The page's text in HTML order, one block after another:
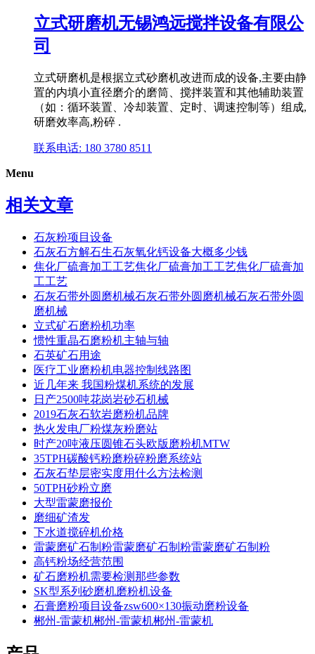
立式研磨机无锡鸿远搅拌设备有限公
司
立式研磨机是根据立式砂磨机改进而成的设备,主要由静
置的内填小直径磨介的磨筒、搅拌装置和其他辅助装置
（如：循环装置、冷却装置、定时、调速控制等）组成,
研磨效率高,粉碎 .
联系电话: 180 3780 8511
Menu
相关文章
石灰粉项目设备
石灰石方解石生石灰氧化钙设备大概多少钱
焦化厂硫膏加工工艺焦化厂硫膏加工工艺焦化厂硫膏加
工工艺
石灰石带外圆磨机械石灰石带外圆磨机械石灰石带外圆
磨机械
立式矿石磨粉机功率
惯性重晶石磨粉机主轴与轴
石英矿石用途
医疗工业磨粉机电器控制线路图
近几年来 我国粉煤机系统的发展
日产2500吨花岗岩砂石机械
2019石灰石软岩磨粉机品牌
热火发电厂粉煤灰粉磨站
时产20吨液压圆锥石头欧版磨粉机MTW
35TPH碳酸钙粉磨粉碎粉磨系统站
石灰石垫层密实度用什么方法检测
50TPH砂粉立磨
大型雷蒙磨报价
磨细矿渣发
下水道搅碎机价格
雷蒙磨矿石制粉雷蒙磨矿石制粉雷蒙磨矿石制粉
高钙粉场经营范围
矿石磨粉机需要检测那些参数
SK型系列砂磨机磨粉机设备
石膏磨粉项目设备zsw600×130振动磨粉设备
郴州-雷蒙机郴州-雷蒙机郴州-雷蒙机